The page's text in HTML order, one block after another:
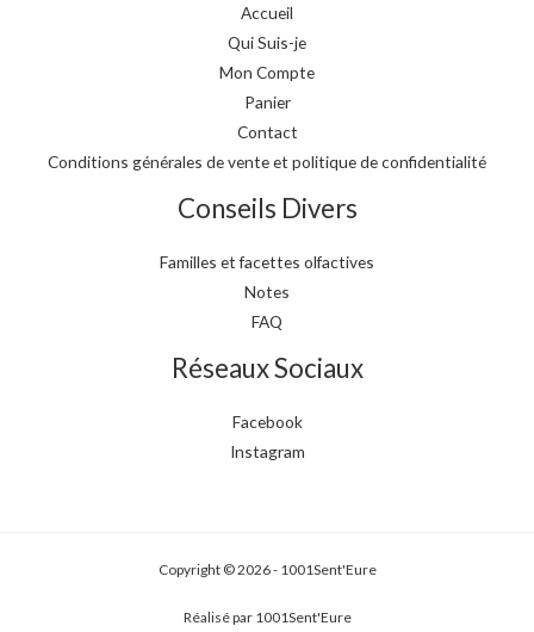
Accueil
Qui Suis-je
Mon Compte
Panier
Contact
Conditions générales de vente et politique de confidentialité
Conseils Divers
Familles et facettes olfactives
Notes
FAQ
Réseaux Sociaux
Facebook
Instagram
Copyright © 2026 - 1001Sent'Eure
Réalisé par 1001Sent'Eure